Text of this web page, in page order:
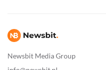
Newsbit Media Group